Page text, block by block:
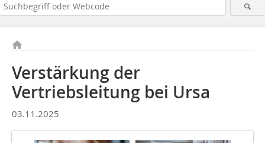
Verstärkung der
Vertriebsleitung bei Ursa
03.11.2025